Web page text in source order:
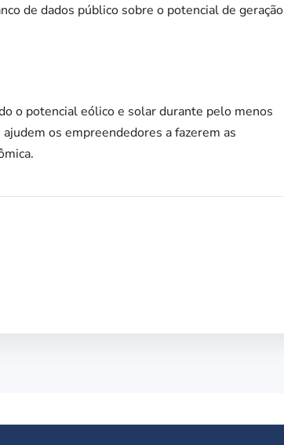
de dados público sobre o potencial de geração
o potencial eólico e solar durante pelo menos
os empreendedores a fazerem as